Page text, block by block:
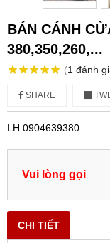
BÁN CÁNH
380,350,260,...
(1 đánh
SHARE
LH 0904639380
Vui lòng gọi
CHI TIẾT